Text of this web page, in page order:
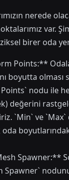
nerede
var.
birer oda
Points:**
boyutta olması
nodu ile
değerini
`Min` ve
Spawner:**
Spawner`